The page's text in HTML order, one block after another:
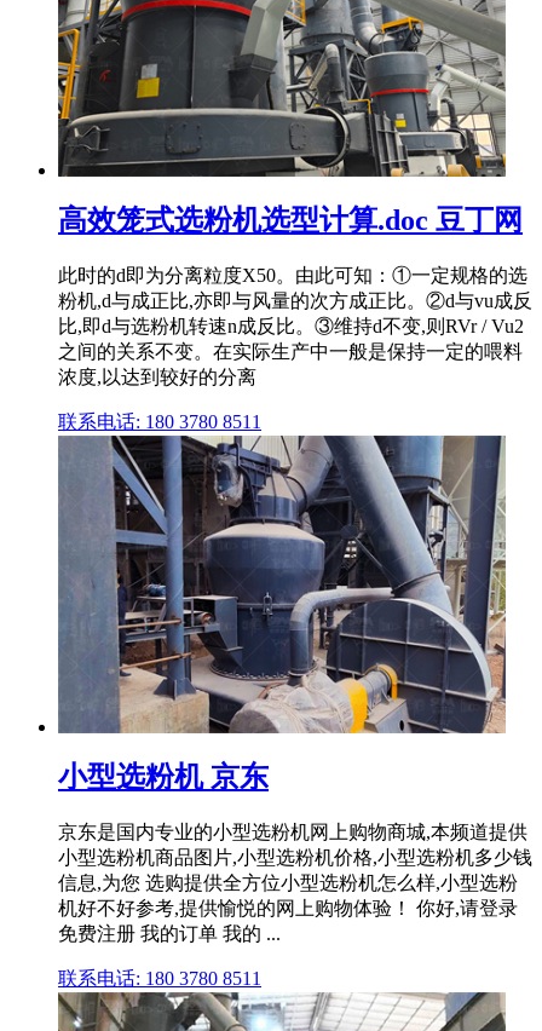
高效笼式选粉机选型计算.doc 豆丁网
此时的d即为分离粒度X50。由此可知：①一定规格的选
粉机,d与成正比,亦即与风量的次方成正比。②d与vu成反
比,即d与选粉机转速n成反比。③维持d不变,则RVr / Vu2
之间的关系不变。在实际生产中一般是保持一定的喂料
浓度,以达到较好的分离
联系电话: 180 3780 8511
小型选粉机 京东
京东是国内专业的小型选粉机网上购物商城,本频道提供
小型选粉机商品图片,小型选粉机价格,小型选粉机多少钱
信息,为您 选购提供全方位小型选粉机怎么样,小型选粉
机好不好参考,提供愉悦的网上购物体验！ 你好,请登录
免费注册 我的订单 我的 ...
联系电话: 180 3780 8511